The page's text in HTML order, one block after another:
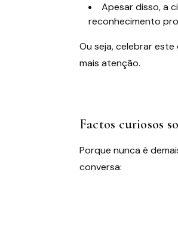
Apesar disso, a
reconhecimento
Ou seja, celebrar
mais atenção.
Factos curiosos
Porque nunca é
conversa: